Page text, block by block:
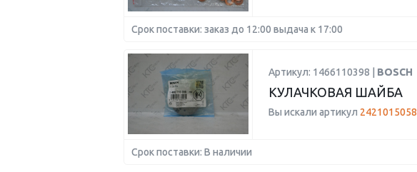
Срок поставки: заказ до 12:00 выдача к 17:00
Артикул: 1466110398 | BOSCH
КУЛАЧКОВАЯ ШАЙБА
Вы искали артикул 2421015058
Срок поставки: В наличии